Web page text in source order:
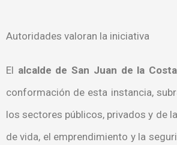
Autoridades valoran la iniciativa
El alcalde de San Juan de la
conformación de esta instancia,
los sectores públicos, privados y de
de vida, el emprendimiento y la